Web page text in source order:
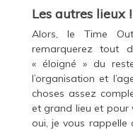
Les autres lieux !
Alors, le Time
remarquerez tout
« éloigné » du
l’organisation et
choses assez
et grand lieu et pour
oui, je vous rappelle